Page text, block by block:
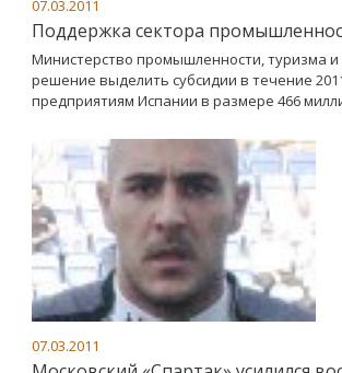
07.03.2011
Поддержка сектора
Министерство промышленности, туризма и
решение выделить субсидии в течение
предприятиям Испании в размере 466
07.03.2011